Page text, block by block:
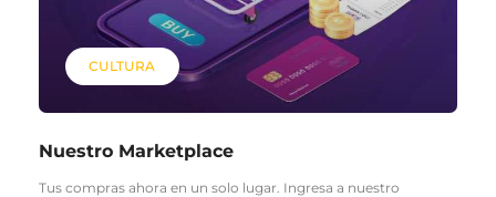
CULTURA
Nuestro Marketplace
Tus compras ahora en un solo lugar. Ingresa a nuestro